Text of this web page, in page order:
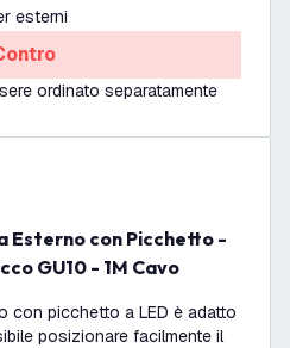
esterni
ordinato separatamente
GU10 - 1M Cavo
con picchetto a LED è adatto
posizionare facilmente il